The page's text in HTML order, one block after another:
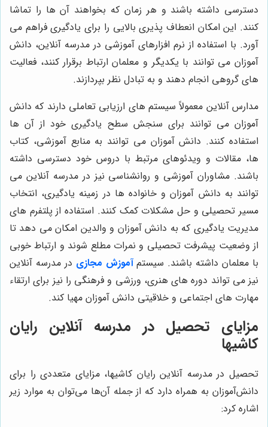
دسترسی داشته باشند و هر زمان که بخواهند آن ها را تماشا
کنند. این امکان انعطاف پذیری بالایی را برای یادگیری فراهم می
آورد. با استفاده از نرم افزارهای آموزشی در مدرسه آنلاین، دانش
آموزان می توانند با یکدیگر و معلمان ارتباط برقرار کنند، فعالیت
های گروهی انجام دهند و به تبادل نظر بپردازند.
مدارس آنلاین معمولاً سیستم های ارزیابی تعاملی دارند که دانش
آموزان می توانند برای سنجش سطح یادگیری خود از آن ها
استفاده کنند. دانش آموزان می توانند به منابع آموزشی، کتاب
ها، مقالات و ویدئوهای مرتبط با دروس خود دسترسی داشته
باشند. مشاوران آموزشی و روانشناسی نیز در مدرسه آنلاین می
توانند به دانش آموزان و خانواده ها در زمینه یادگیری، انتخاب
مسیر تحصیلی و حل مشکلات کمک کنند. استفاده از پلتفرم های
مدیریت یادگیری که به دانش آموزان و والدین امکان می دهد تا
از وضعیت پیشرفت تحصیلی و نمرات مطلع شوند و ارتباط خوبی
با معلمان داشته باشند. سیستمآموزش مجازی در مدرسه آنلاین
نیز می تواند دوره های هنری، ورزشی و فرهنگی را نیز برای ارتقاء
مهارت های اجتماعی و خلاقیتی دانش آموزان مهیا کند.
مزایای تحصیل در مدرسه آنلاین رایان
کاشیها
تحصیل در مدرسه آنلاین رایان کاشیها، مزایای متعددی را برای
دانش‌آموزان به همراه دارد که از جمله آن‌ها می‌توان به موارد زیر
اشاره کرد: